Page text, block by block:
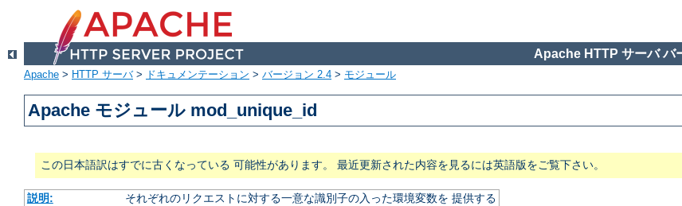
Apache HTTP サーバ バ
Apache > HTTP サーバ> ドキュメンテーション > バージョン 2.4 > モジュール
Apache モジュール mod_unique_id
この日本語訳はすでに古くなっている 可能性があります。 最近更新された内容を見るには英語版をご覧下さい。
説明:
それぞれのリクエストに対する一意な識別子の入った環境変数を 提供する